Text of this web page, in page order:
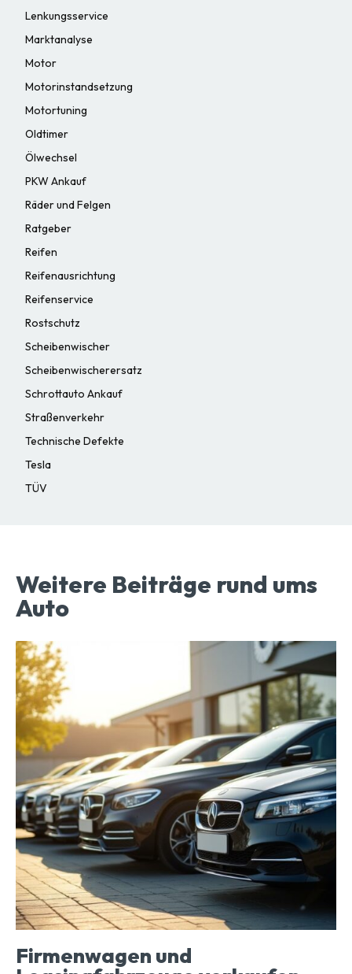
Lenkungsservice
Marktanalyse
Motor
Motorinstandsetzung
Motortuning
Oldtimer
Ölwechsel
PKW Ankauf
Räder und Felgen
Ratgeber
Reifen
Reifenausrichtung
Reifenservice
Rostschutz
Scheibenwischer
Scheibenwischerersatz
Schrottauto Ankauf
Straßenverkehr
Technische Defekte
Tesla
TÜV
Weitere Beiträge rund ums
Auto
Firmenwagen und